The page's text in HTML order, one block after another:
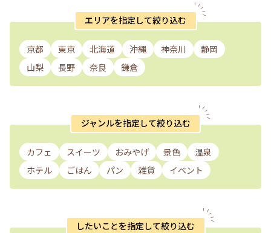
エリアを指定して絞り込む
京都 東京 北海道 沖縄 神奈川
静岡
山梨
長野 奈良 鎌倉
ジャンルを指定して絞り込む
カフェ スイーツ おみやげ 景色
温泉
ホテル
ごはん パン 雑貨 イベント
したいことを指定して絞り込む